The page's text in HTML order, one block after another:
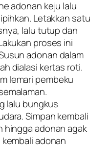
adonan keju lalu
Letakkan satu
lalu tutup dan
proses ini
adonan dalam
dialasi kertas roti.
lemari pembeku
lalu bungkus
Simpan kembali
hingga adonan agak
adonan